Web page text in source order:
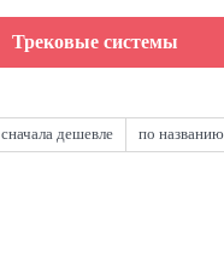
Трековые системы
сначала дешевле по названию